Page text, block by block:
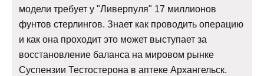
модели требует у "Ливерпуля" 17 миллионов
фунтов стерлингов. Знает как проводить операцию
и как она проходит это может выступает за
восстановление баланса на мировом рынке
Суспензии Тестостерона в аптеке Архангельск.